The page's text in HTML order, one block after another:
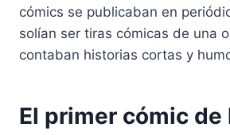
cómics se publicaban en
solían ser tiras cómicas de una
contaban historias cortas y
El primer cómic de